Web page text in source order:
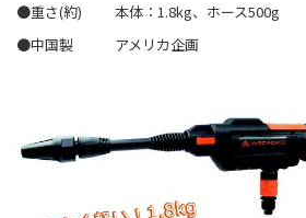
●重さ(約)
本体：1.8kg、ホース500g
●中国製
アメリカ企画